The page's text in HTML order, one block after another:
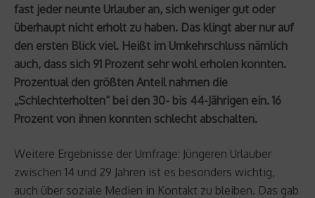
fast jeder neunte Urlauber an, sich weniger gut oder
überhaupt nicht erholt zu haben. Das klingt aber nur auf
den ersten Blick viel. Heißt im Umkehrschluss nämlich
auch, dass sich 91 Prozent sehr wohl erholen konnten.
Prozentual den größten Anteil nahmen die
„Schlechterholten“ bei den 30- bis 44-Jährigen ein. 16
Prozent von ihnen konnten schlecht abschalten.
Weitere Ergebnisse der Umfrage: Jüngeren Urlauber
zwischen 14 und 29 Jahren ist es besonders wichtig,
auch über soziale Medien in Kontakt zu bleiben. Das gab